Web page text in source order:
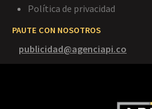
Política de privacidad
PAUTE CON NOSOTROS
publicidad@agenciapi.co